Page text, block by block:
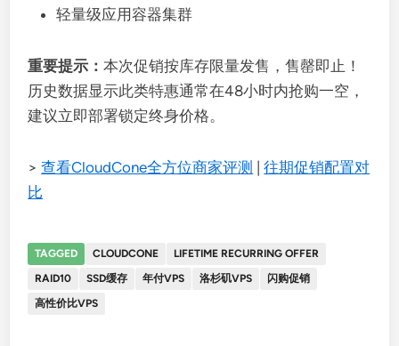
轻量级应用容器集群
重要提示：本次促销按库存限量发售，售罄即止！
历史数据显示此类特惠通常在48小时内抢购一空，
建议立即部署锁定终身价格。
>查看CloudCone全方位商家评测 |往期促销配置对
比
TAGGED CLOUDCONE
LIFETIME RECURRING OFFER
RAID10
SSD缓存 年付VPS 洛杉矶VPS
闪购促销
高性价比VPS